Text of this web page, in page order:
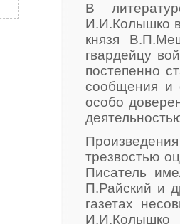
В
И.И.Колышко
князя
гвардейцу
постепенно
сообщения и
особо
трезвостью
Писатель
П.Райский и
газетах
И.И.Колышко